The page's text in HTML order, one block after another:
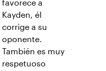
favorece a
Kayden, él
corrige a su
oponente.
También es muy
respetuoso